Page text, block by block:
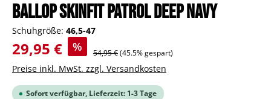
BALLOP Skinfit Patrol deep navy
Schuhgröße: 46,5-47
Verkaufspreis:
29,95 € % Regulärer Preis:
54,95 €(45.5% gespart)
Preise inkl. MwSt. zzgl. Versandkosten
Sofort verfügbar, Lieferzeit: 1-3 Tage